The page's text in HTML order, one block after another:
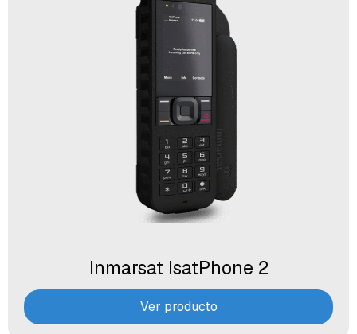
Inmarsat IsatPhone 2
Ver producto